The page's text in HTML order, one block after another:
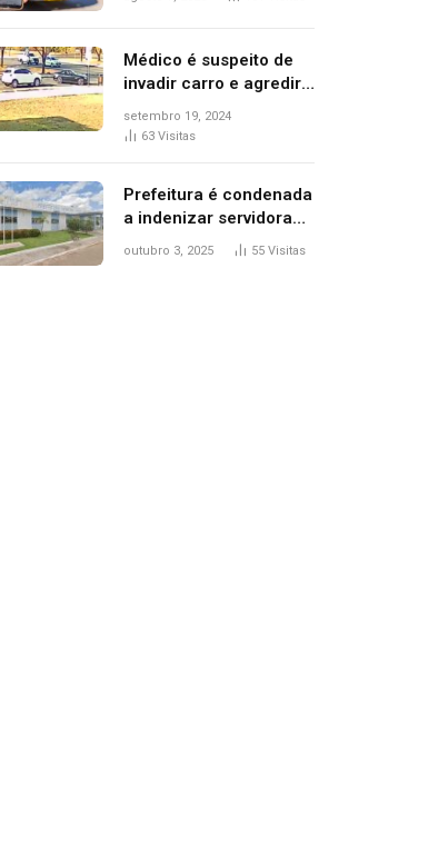
Médico é suspeito de
invadir carro e agredir
delegado aposentado
durante confusão no
setembro 19, 2024
63 Visitas
Prefeitura é condenada
a indenizar servidora
temporária demitida
outubro 3, 2025 55 Visitas